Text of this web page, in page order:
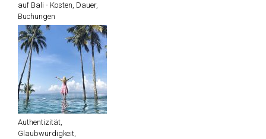
auf Bali - Kosten, Dauer,
Buchungen
Authentizität,
Glaubwürdigkeit,